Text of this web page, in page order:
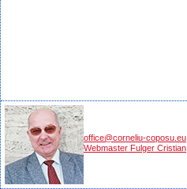
office@corneliu-coposu.eu
Webmaster Fulger Cristian